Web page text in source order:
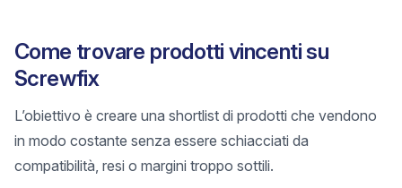
Come trovare prodotti vincenti su
Screwfix
L’obiettivo è creare una shortlist di prodotti che vendono
in modo costante senza essere schiacciati da
compatibilità, resi o margini troppo sottili.